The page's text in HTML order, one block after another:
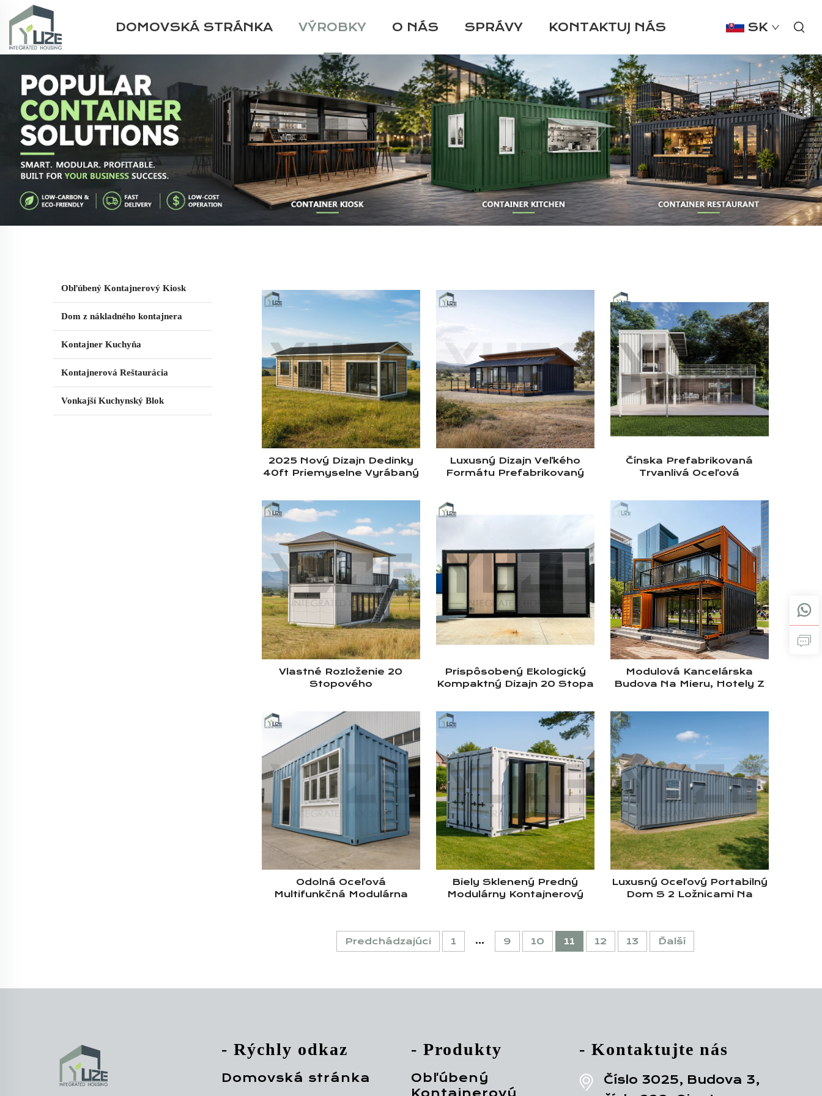
DOMOVSKÁ STRÁNKA VÝROBKY O NÁS SPRÁVY KONTAKTUJ NÁS SK
Obľúbený Kontajnerový Kiosk
Dom z nákladného kontajnera
Kontajner Kuchyňa
Kontajnerová Reštaurácia
Vonkajší Kuchynský Blok
2025 Nový Dizajn Dedinky
40ft Priemyselne Vyrábaný
Luxusný Dizajn Veľkého
Formátu Prefabrikovaný
Čínska Prefabrikovaná
Trvanlivá Oceľová
Kontajnerový Hotel Pre
Austráliu
Vlastné Rozloženie 20
Stopového
Skladateľného
Kontajnerového Domu S
Kúpeľňou
Prispôsobený Ekologický
Kompaktný Dizajn 20 Stopa
Kontajnerového Domu S
Ložnicou A Kúpeľňou Na
Bývanie
Modulová Kancelárska
Budova Na Mieru, Hotely Z
Odolná Oceľová
Multifunkčná Modulárna
Pre Vonkajšie Použitie
Biely Sklenený Predný
Modulárny Kontajnerový
Rámom A Moderným
Štýlom Strechy
Luxusný Oceľový Portabilný
Dom S 2 Ložnicami Na
Predchádzajúci 1 ... 9 10 11 12 13 Ďalší
- Rýchly odkaz
Domovská stránka
- Produkty
Obľúbený
Kontajnerový
- Kontaktujte nás
Číslo 3025, Budova 3,